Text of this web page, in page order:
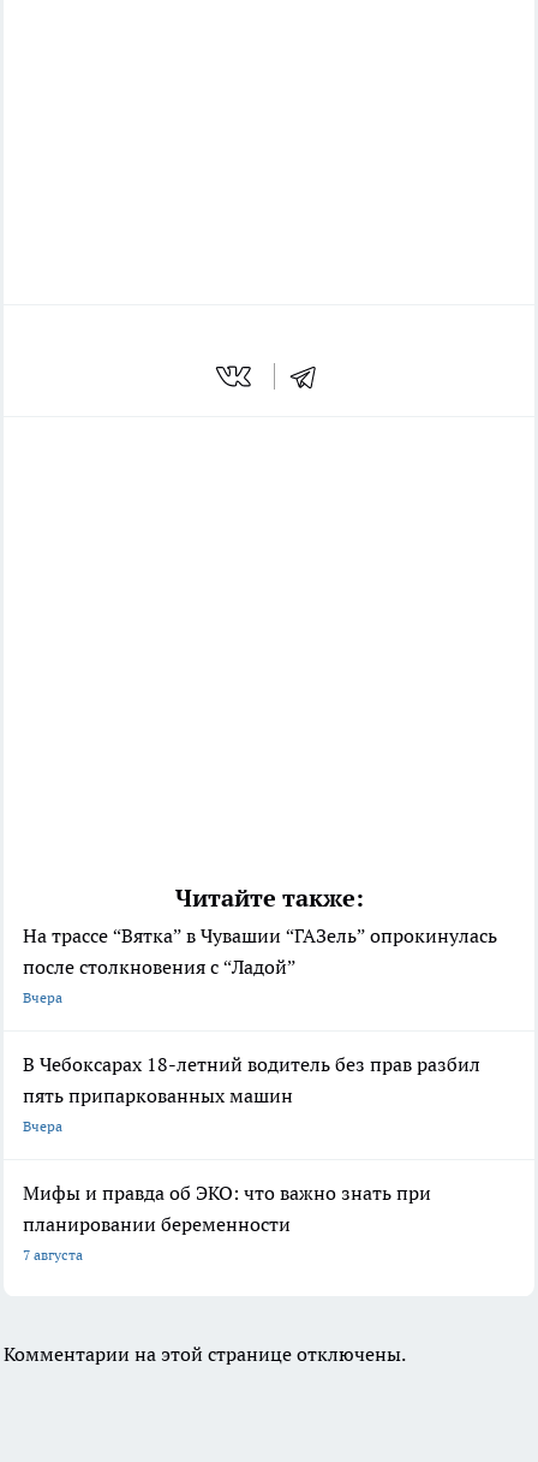
Читайте также:
На трассе “Вятка” в Чувашии “ГАЗель” опрокинулась
после столкновения с “Ладой”
Вчера
В Чебоксарах 18-летний водитель без прав разбил
пять припаркованных машин
Вчера
Мифы и правда об ЭКО: что важно знать при
планировании беременности
7 августа
Комментарии на этой странице отключены.